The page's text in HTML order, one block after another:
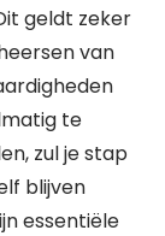
geldt zeker
van
te
zul je stap
blijven
essentiële